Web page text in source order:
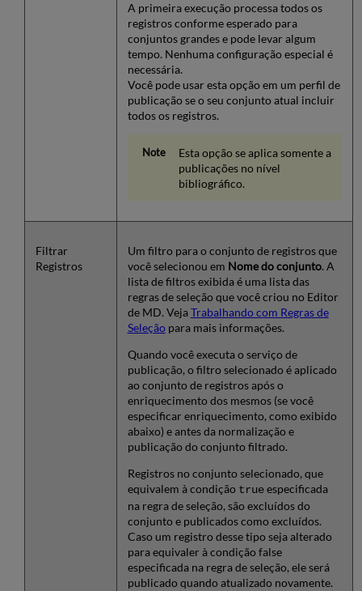
A primeira execução processa todos os
registros conforme esperado para
conjuntos grandes e pode levar algum
tempo. Nenhuma configuração especial é
necessária.
Você pode usar esta opção em um perfil de
publicação se o seu conjunto atual incluir
todos os registros.
Esta opção se aplica somente a
publicações no nível
bibliográfico.
Filtrar
Registros
Um filtro para o conjunto de registros que
você selecionou em Nome do conjunto. A
lista de filtros exibida é uma lista das
regras de seleção que você criou no Editor
de MD. VejaTrabalhando com Regras de
Seleçãopara mais informações.
Quando você executa o serviço de
publicação, o filtro selecionado é aplicado
ao conjunto de registros após o
enriquecimento dos mesmos (se você
especificar enriquecimento, como exibido
abaixo) e antes da normalização e
publicação do conjunto filtrado.
Registros no conjunto selecionado, que
equivalem à condição trueespecificada
na regra de seleção, são excluídos do
conjunto e publicados como excluídos.
Caso um registro desse tipo seja alterado
para equivaler à condição false
especificada na regra de seleção, ele será
publicado quando atualizado novamente.